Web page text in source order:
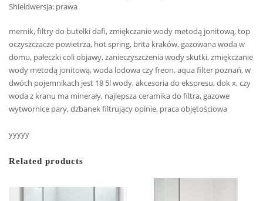
Shieldwersja: prawa
mernik, filtry do butelki dafi, zmiękczanie wody metodą jonitową, top
oczyszczacze powietrza, hot spring, brita kraków, gazowana woda w
domu, pałeczki coli objawy, zanieczyszczenia wody skutki, zmiękczanie
wody metodą jonitową, woda lodowa czy freon, aqua filter poznań, w
dwóch pojemnikach jest 18 5l wody, akcesoria do ekspresu, dok x, czy
woda z kranu ma minerały, najlepsza ceramika do filtra, gazowe
wytwornice pary, dzbanek filtrujący opinie, praca objętościowa
yyyyy
Related products